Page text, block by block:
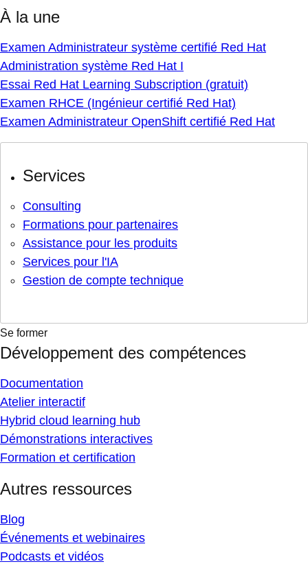
À la une
Examen Administrateur système certifié Red Hat
Administration système Red Hat I
Essai Red Hat Learning Subscription (gratuit)
Examen RHCE (Ingénieur certifié Red Hat)
Examen Administrateur OpenShift certifié Red Hat
Services
Consulting
Formations pour partenaires
Assistance pour les produits
Services pour l'IA
Gestion de compte technique
Se former
Développement des compétences
Documentation
Atelier interactif
Hybrid cloud learning hub
Démonstrations interactives
Formation et certification
Autres ressources
Blog
Événements et webinaires
Podcasts et vidéos